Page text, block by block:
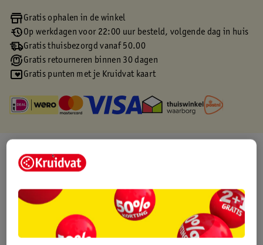
Gratis ophalen in de winkel
Op werkdagen voor 22:00 uur besteld, volgende dag in huis
Gratis thuisbezorgd vanaf 50.00
Gratis retourneren binnen 30 dagen
Gratis punten met je Kruidvat kaart
Over dit product
Etiketinformatie